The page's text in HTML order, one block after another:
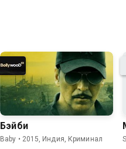
Бэйби
Baby • 2015, Индия, Криминал